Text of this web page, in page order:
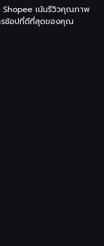
เน้นรีวิวคุณภาพ
รช้อปที่ดีที่สุดของคุณ